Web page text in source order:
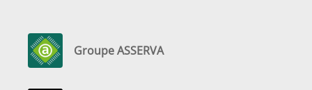
Groupe ASSERVA